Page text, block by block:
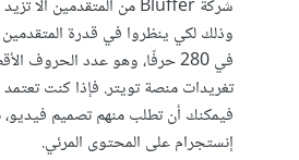
وذلك لكي ينظروا في قدرة
في 280 حرفّا، وهو عدد الحروف
تغريدات منصة تويتر. فإذا كنت
فيمكنك أن تطلب منهم تصميم فيديو،
إنستجرام على المحتوى المرئي.